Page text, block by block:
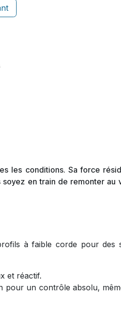
les conditions. Sa force
en train de remonter au
à faible corde pour des
et réactif.
pour un contrôle absolu,